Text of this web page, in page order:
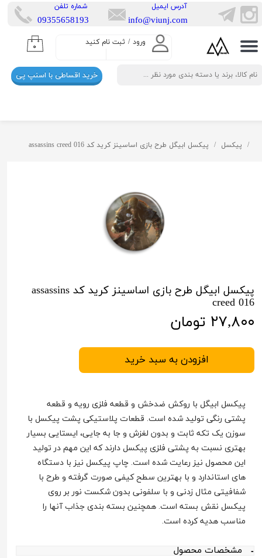
ورود / ثبت نام کنید
حساب کاربری من
تغییر گذر واژه
سفارشات
۰
​شماره تلفن
​​09355658193
​آدرس ایمیل
info@viunj.com
خرید اقساطی با اسنپ پی
پیکسل پیکسل ابیگل طرح بازی اساسینز کرید کد assassins creed 016
پیکسل ابیگل طرح بازی اساسینز کرید کد assassins
creed 016
۲۷,۸۰۰ تومان
افزودن به سبد خرید
پیکسل ابیگل با روکش ضدخش و قطعه فلزی رویه و قطعه
پشتی رنگی تولید شده است. قطعات پلاستیکی پشت پیکسل با
سوزن یک تکه ثابت و بدون لغزش و جا به جایی، ایستایی بسیار
بهتری نسبت به پشتی فلزی پیکسل دارند که این مهم در تولید
این محصول نیز رعایت شده است. چاپ پیکسل نیز با دستگاه
های استاندارد و با بهترین سطح کیفی صورت گرفته و طرح با
شفافیتی مثال زدنی و با سلفونی بدون شکست نور بر روی
پیکسل نقش بسته است. همچنین بسته بندی جذاب آنها را
مناسب هدیه کرده است.
مشخصات محصول